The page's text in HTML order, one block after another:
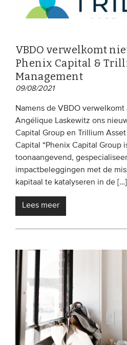
VBDO verwelkomt
Phenix Capital &
Management
09/08/2021
Namens de VBDO
Angélique Laskewitz ons
Capital Group en Trillium
Capital “Phenix Capital Group
toonaangevend,
impactbeleggingen met de
kapitaal te katalyseren in de […]
Lees meer